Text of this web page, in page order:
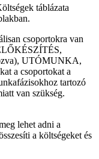
táblázata
csoportokra van
UTÓMUNKA,
a csoportokat a
tartozó
van szükség.
lehet adni a
a költségeket és